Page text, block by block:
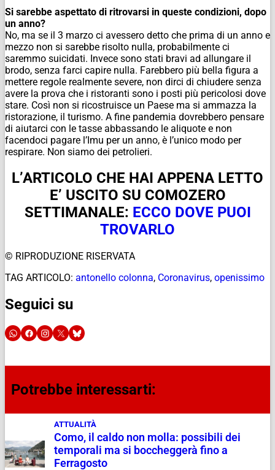
Si sarebbe aspettato di ritrovarsi in queste condizioni, dopo
un anno?
No, ma se il 3 marzo ci avessero detto che prima di un anno e
mezzo non si sarebbe risolto nulla, probabilmente ci
saremmo suicidati. Invece sono stati bravi ad allungare il
brodo, senza farci capire nulla. Farebbero più bella figura a
mettere regole realmente severe, non dirci di chiudere senza
avere la prova che i ristoranti sono i posti più pericolosi dove
stare. Così non si ricostruisce un Paese ma si ammazza la
ristorazione, il turismo. A fine pandemia dovrebbero pensare
di aiutarci con le tasse abbassando le aliquote e non
facendoci pagare l’Imu per un anno, è l’unico modo per
respirare. Non siamo dei petrolieri.
L’ARTICOLO CHE HAI APPENA LETTO
E’ USCITO SU COMOZERO
SETTIMANALE: ECCO DOVE PUOI
TROVARLO
© RIPRODUZIONE RISERVATA
TAG ARTICOLO: antonello colonna, Coronavirus, openissimo
Seguici su
Potrebbe interessarti:
ATTUALITÀ
Como, il caldo non molla: possibili dei
temporali ma si boccheggerà fino a
Ferragosto